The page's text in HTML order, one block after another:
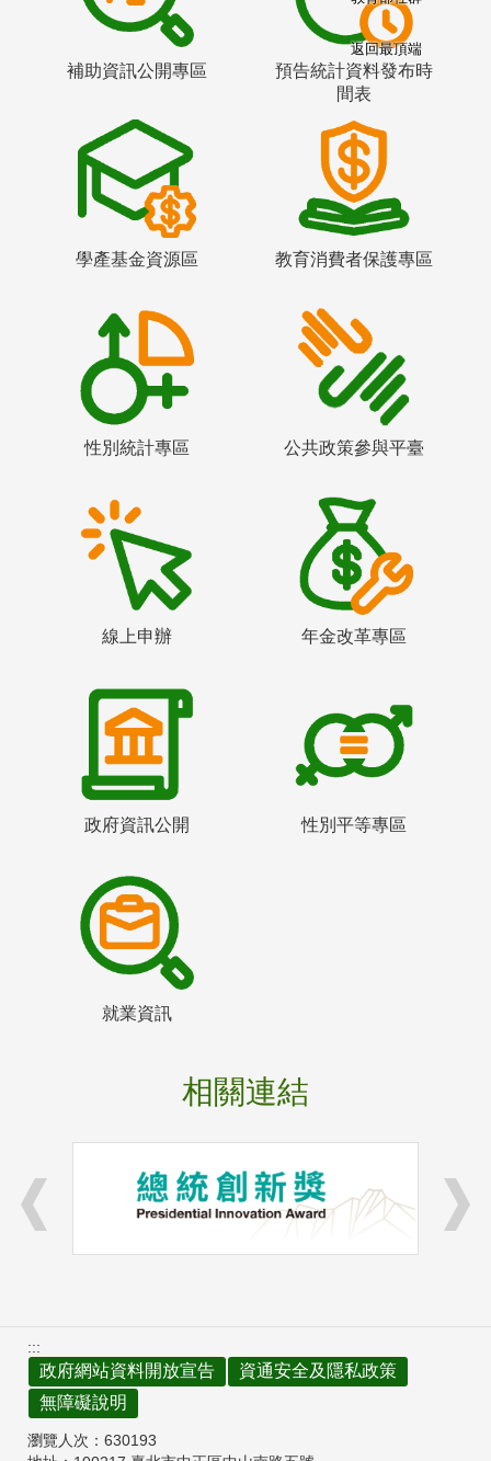
補助資訊公開專區
預告統計資料發布時
間表
學產基金資源區 教育消費者保護專區
性別統計專區 公共政策參與平臺
線上申辦 年金改革專區
政府資訊公開 性別平等專區
就業資訊
相關連結
返回最頂端
:::
政府網站資料開放宣告
資通安全及隱私政策
無障礙說明
瀏覽人次： 630193